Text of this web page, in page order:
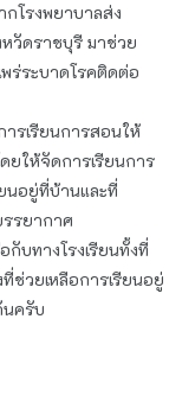
โรงพยาบาลส่ง
วัดราชบุรี มาช่วย
ร่ระบาดโรคติดต่อ
ารเรียนการสอนให้
ยให้จัดการเรียนการ
นอยู่ที่บ้านและที่
รรยากาศ
บทางโรงเรียนทั้งที่
ช่วยเหลือการเรียนอยู่
ครับ
สต์มาส